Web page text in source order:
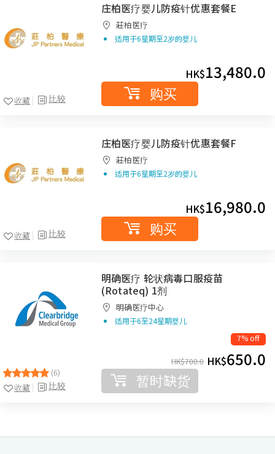
比较
收藏
庄柏医疗婴儿防疫针优惠套餐E
莊柏医疗
适用于6星期至2岁的婴儿
HK$13,480.0
购买
比较
收藏
庄柏医疗婴儿防疫针优惠套餐F
莊柏医疗
适用于6星期至2岁的婴儿
HK$16,980.0
购买
(6)
比较
收藏
明确医疗 轮状病毒口服疫苗
(Rotateq) 1剂
明确医疗中心
适用于6至24星期婴儿
7% off
HK$700.0 HK$650.0
暂时缺货